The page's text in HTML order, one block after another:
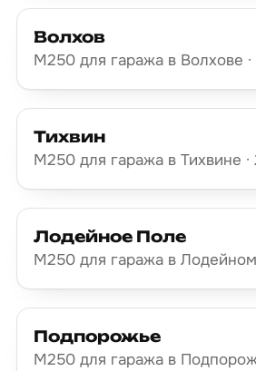
Волхов
М250 для гаража в Волхове ·
Тихвин
М250 для гаража в Тихвине
Лодейное Поле
М250 для гаража в
Подпорожье
М250 для гаража в